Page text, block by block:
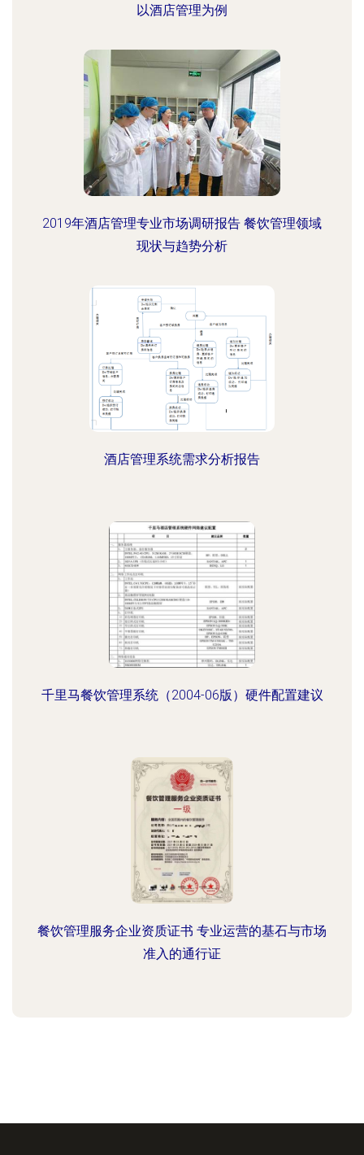
以酒店管理为例
2019年酒店管理专业市场调研报告 餐饮管理领域
现状与趋势分析
酒店管理系统需求分析报告
千里马餐饮管理系统（2004-06版）硬件配置建议
餐饮管理服务企业资质证书 专业运营的基石与市场
准入的通行证